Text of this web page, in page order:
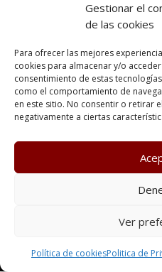
Gestionar el
de las cookies
Para ofrecer las mejores
cookies para almacenar y/o
consentimiento de estas
como el comportamiento de
en este sitio. No consentir o retirar
negativamente a ciertas
Ver
Política de cookiesPolitica de
Gimnasia Abdominal
3)
Poltica de Privacidad
Política de